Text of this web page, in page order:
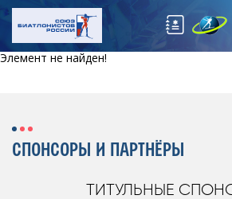
Элемент не найден!
СПОНСОРЫ И ПАРТНЁРЫ
ТИТУЛЬНЫЕ